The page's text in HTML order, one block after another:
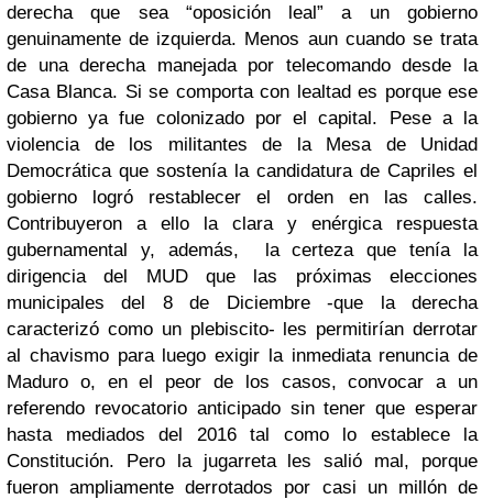
derecha que sea “oposición leal” a un gobierno
genuinamente de izquierda. Menos aun cuando se trata
de una derecha manejada por telecomando desde la
Casa Blanca. Si se comporta con lealtad es porque ese
gobierno ya fue colonizado por el capital. Pese a la
violencia de los militantes de la Mesa de Unidad
Democrática que sostenía la candidatura de Capriles el
gobierno logró restablecer el orden en las calles.
Contribuyeron a ello la clara y enérgica respuesta
gubernamental y, además, la certeza que tenía la
dirigencia del MUD que las próximas elecciones
municipales del 8 de Diciembre -que la derecha
caracterizó como un plebiscito- les permitirían derrotar
al chavismo para luego exigir la inmediata renuncia de
Maduro o, en el peor de los casos, convocar a un
referendo revocatorio anticipado sin tener que esperar
hasta mediados del 2016 tal como lo establece la
Constitución. Pero la jugarreta les salió mal, porque
fueron ampliamente derrotados por casi un millón de